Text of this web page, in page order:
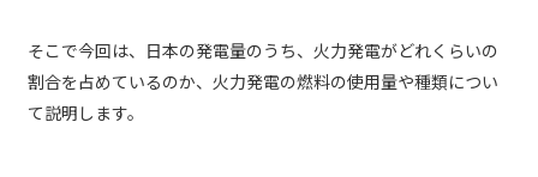
そこで今回は、日本の発電量のうち、火力発電がどれくらいの
割合を占めているのか、火力発電の燃料の使用量や種類につい
て説明します。